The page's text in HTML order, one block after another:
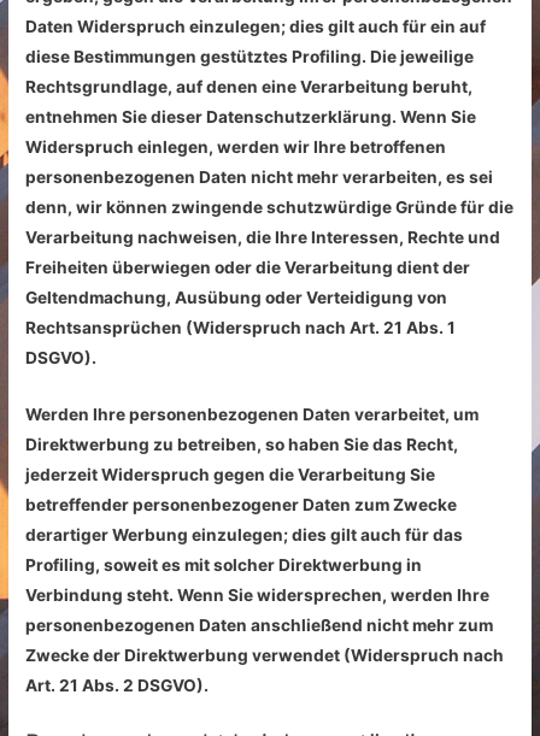
Daten Widerspruch einzulegen; dies gilt auch für ein auf
diese Bestimmungen gestütztes Profiling. Die jeweilige
Rechtsgrundlage, auf denen eine Verarbeitung beruht,
entnehmen Sie dieser Datenschutzerklärung. Wenn Sie
Widerspruch einlegen, werden wir Ihre betroffenen
personenbezogenen Daten nicht mehr verarbeiten, es sei
denn, wir können zwingende schutzwürdige Gründe für die
Verarbeitung nachweisen, die Ihre Interessen, Rechte und
Freiheiten überwiegen oder die Verarbeitung dient der
Geltendmachung, Ausübung oder Verteidigung von
Rechtsansprüchen (Widerspruch nach Art. 21 Abs. 1
DSGVO).
Werden Ihre personenbezogenen Daten verarbeitet, um
Direktwerbung zu betreiben, so haben Sie das Recht,
jederzeit Widerspruch gegen die Verarbeitung Sie
betreffender personenbezogener Daten zum Zwecke
derartiger Werbung einzulegen; dies gilt auch für das
Profiling, soweit es mit solcher Direktwerbung in
Verbindung steht. Wenn Sie widersprechen, werden Ihre
personenbezogenen Daten anschließend nicht mehr zum
Zwecke der Direktwerbung verwendet (Widerspruch nach
Art. 21 Abs. 2 DSGVO).